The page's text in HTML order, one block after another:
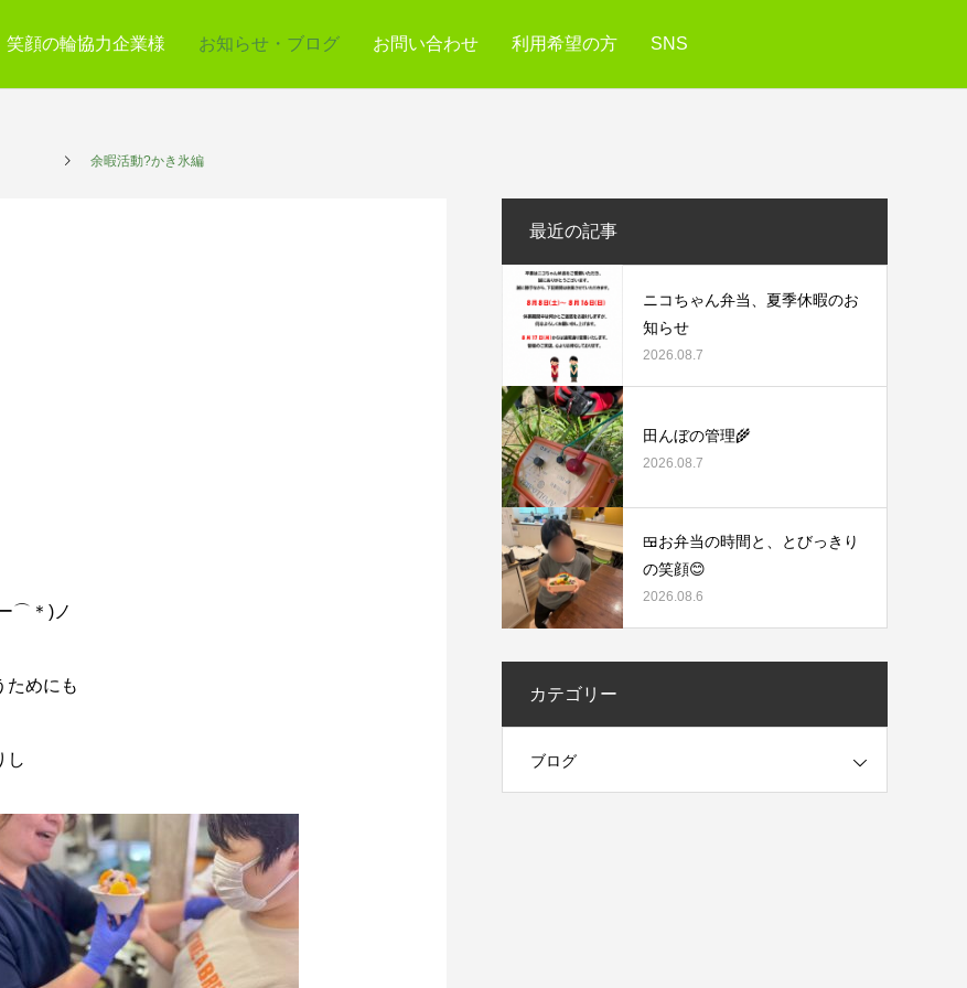
笑顔の輪協力企業様 お知らせ・ブログ お問い合わせ 利用希望の方 SNS
ス 余暇活動?かき氷編
⌒＊)ノ
ためにも
し
最近の記事
ニコちゃん弁当、夏季休暇のお
知らせ
2026.08.7
田んぼの管理🌾
2026.08.7
🍱お弁当の時間と、とびっきり
の笑顔😊
2026.08.6
カテゴリー
ブログ